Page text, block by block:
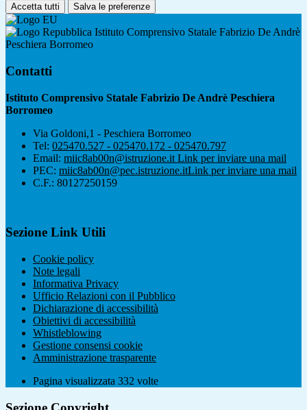
Accetta tutti Salva le preferenze
Istituto Comprensivo Statale Fabrizio De Andrè
Peschiera Borromeo
Contatti
Istituto Comprensivo Statale Fabrizio De Andrè Peschiera
Borromeo
Via Goldoni,1 - Peschiera Borromeo
Tel: 025470.527 - 025470.172 - 025470.797
Email: miic8ab00n@istruzione.it Link per inviare una mail
PEC: miic8ab00n@pec.istruzione.itLink per inviare una mail
C.F.: 80127250159
Sezione Link Utili
Cookie policy
Note legali
Informativa Privacy
Ufficio Relazioni con il Pubblico
Dichiarazione di accessibilità
Obiettivi di accessibilità
Whistleblowing
Gestione consensi cookie
Amministrazione trasparente
Pagina visualizzata 332 volte